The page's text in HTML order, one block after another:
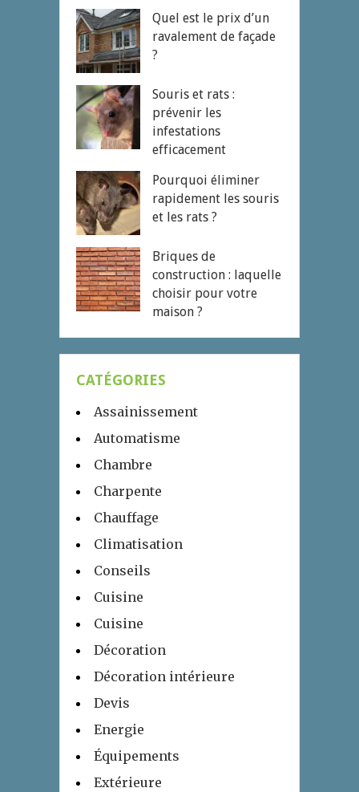
Quel est le prix d’un
ravalement de façade
?
Souris et rats :
prévenir les
infestations
efficacement
Pourquoi éliminer
rapidement les souris
et les rats ?
Briques de
construction : laquelle
choisir pour votre
maison ?
CATÉGORIES
Assainissement
Automatisme
Chambre
Charpente
Chauffage
Climatisation
Conseils
Cuisine
Cuisine
Décoration
Décoration intérieure
Devis
Energie
Équipements
Extérieure